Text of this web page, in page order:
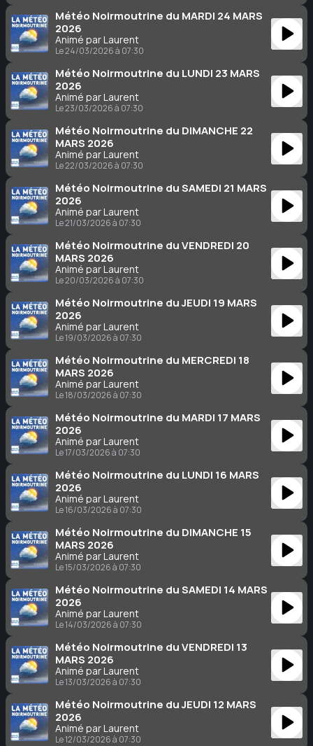
Météo Noirmoutrine du MARDI 24 MARS
2026
Animé par Laurent
Le 24/03/2026 à 07:30
Météo Noirmoutrine du LUNDI 23 MARS
2026
Animé par Laurent
Le 23/03/2026 à 07:30
Météo Noirmoutrine du DIMANCHE 22
MARS 2026
Animé par Laurent
Le 22/03/2026 à 07:30
Météo Noirmoutrine du SAMEDI 21 MARS
2026
Animé par Laurent
Le 21/03/2026 à 07:30
Météo Noirmoutrine du VENDREDI 20
MARS 2026
Animé par Laurent
Le 20/03/2026 à 07:30
Météo Noirmoutrine du JEUDI 19 MARS
2026
Animé par Laurent
Le 19/03/2026 à 07:30
Météo Noirmoutrine du MERCREDI 18
MARS 2026
Animé par Laurent
Le 18/03/2026 à 07:30
Météo Noirmoutrine du MARDI 17 MARS
2026
Animé par Laurent
Le 17/03/2026 à 07:30
Météo Noirmoutrine du LUNDI 16 MARS
2026
Animé par Laurent
Le 16/03/2026 à 07:30
Météo Noirmoutrine du DIMANCHE 15
MARS 2026
Animé par Laurent
Le 15/03/2026 à 07:30
Météo Noirmoutrine du SAMEDI 14 MARS
2026
Animé par Laurent
Le 14/03/2026 à 07:30
Météo Noirmoutrine du VENDREDI 13
MARS 2026
Animé par Laurent
Le 13/03/2026 à 07:30
Météo Noirmoutrine du JEUDI 12 MARS
2026
Animé par Laurent
Le 12/03/2026 à 07:30